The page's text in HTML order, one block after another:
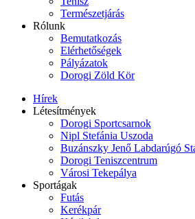
Természetjárás
Rólunk
Bemutatkozás
Elérhetőségek
Pályázatok
Dorogi Zöld Kör
Hírek
Létesítmények
Dorogi Sportcsarnok
Nipl Stefánia Uszoda
Buzánszky Jenő Labdarúgó
Dorogi Teniszcentrum
Városi Tekepálya
Sportágak
Futás
Kerékpár